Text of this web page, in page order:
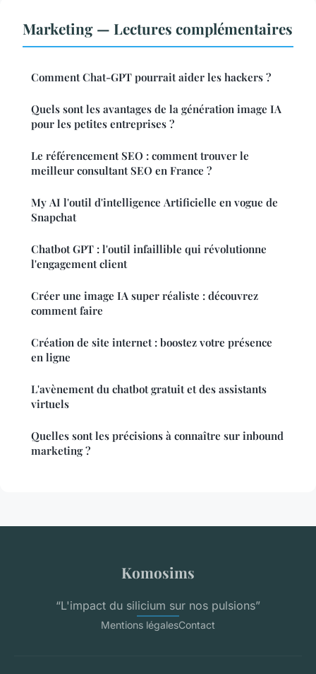
Marketing — Lectures complémentaires
Comment Chat-GPT pourrait aider les hackers ?
Quels sont les avantages de la génération image IA
pour les petites entreprises ?
Le référencement SEO : comment trouver le
meilleur consultant SEO en France ?
My AI l'outil d'intelligence Artificielle en vogue de
Snapchat
Chatbot GPT : l'outil infaillible qui révolutionne
l'engagement client
Créer une image IA super réaliste : découvrez
comment faire
Création de site internet : boostez votre présence
en ligne
L'avènement du chatbot gratuit et des assistants
virtuels
Quelles sont les précisions à connaître sur inbound
marketing ?
Komosims
“L'impact du silicium sur nos pulsions”
Mentions légalesContact